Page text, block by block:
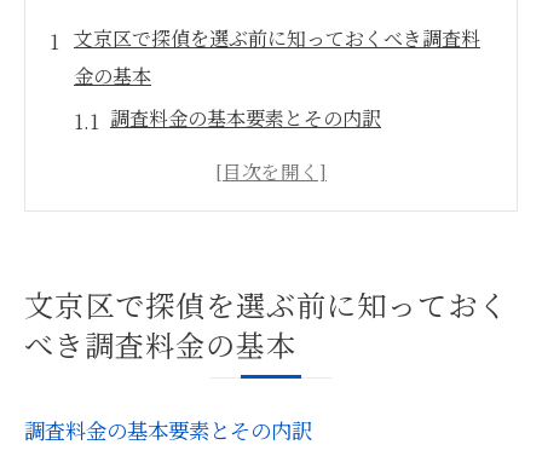
文京区で探偵を選ぶ前に知っておくべき調査料
金の基本
調査料金の基本要素とその内訳
料金を左右する調査の種類と時間
料金見積もり時に確認すべき重要事項
料金の透明性が高い事務所の選び方
探偵事務所の料金体系を理解して安心の依頼を
文京区で探偵を選ぶ前に知っておく
べき調査料金の基本
調査料金の基本要素とその内訳